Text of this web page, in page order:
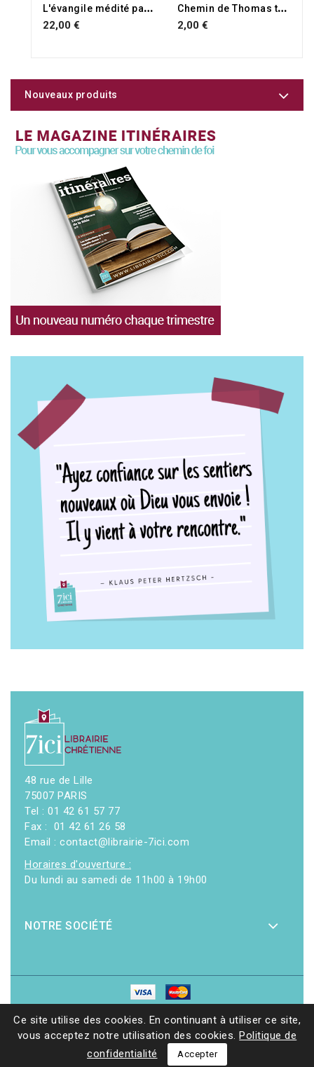
RUPTURE DE STOCK L
'évangile médité par les pères, jean
22,00 €
C
hemin de Thomas tome 3
2,00 €
Nouveaux produits
48 rue de Lille
75007 PARIS
Tel : 01 42 61 57 77
Fax : 01 42 61 26 58
Email : contact@librairie-7ici.com
Horaires d'ouverture :
Du lundi au samedi de 11h00 à 19h00
NOTRE SOCIÉTÉ
Ce site utilise des cookies. En continuant à utiliser ce site,
vous acceptez notre utilisation des cookies. Politique de
confidentialité
Accepter
© 2026 - Librairie 7ici| Site web réalisé par Ethicweb